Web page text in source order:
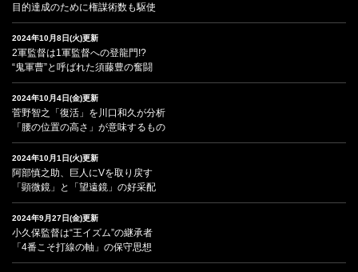
目的達成のために権謀術数も駆使
2024年10月8日(火)更新
2軍監督は1軍監督への登龍門!?
“鬼軍曹”と呼ばれた須藤豊の奮闘
2024年10月4日(金)更新
菅野智之「復活」を川口和久が分析
「腰の位置の高さ」が意味するもの
2024年10月1日(火)更新
阿部慎之助、巨人にVを取り戻す
「顕微鏡」と「望遠鏡」の好采配
2024年9月27日(金)更新
小久保監督は“王イズム”の継承者
「4番こそ打線の軸」の保守思想